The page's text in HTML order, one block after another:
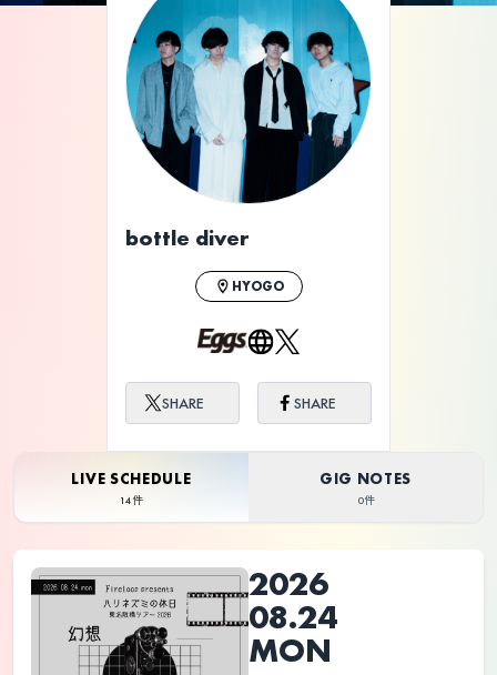
ライブ体験をもっと楽しく、もっと便利
に。
bottle diver
HYOGO
SHARE SHARE
LIVE SCHEDULE
14件
GIG NOTES
0件
2026
08.24
MON